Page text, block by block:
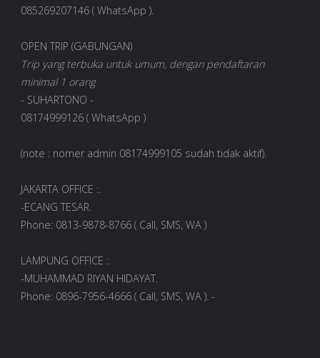
085269207146 ( WhatsApp ).
OPEN TRIP (GABUNGAN)
Trip yang terbuka untuk umum, dengan pendaftaran
minimal 1 orang
- SUHARTONO -
08174999126 ( WhatsApp )
(note : nomer admin 08174999105 sudah tidak aktif).
JAKARTA OFFICE :.
-ECANG TESAR.
Phone: 0813-9878-8766 ( Call, SMS, WA )
LAMPUNG OFFICE :.
-MUHAMMAD RIYAN HIDAYAT.
Phone: 0896-7956-4666 ( Call, SMS, WA ). -